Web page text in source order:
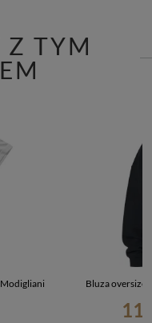
Z TYM
Bluza oversize